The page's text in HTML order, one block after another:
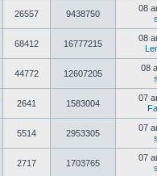
26557 9438750
08
68412 16777215
08
44772 12607205
08
2641 1583004
07
5514 2953305
07
2717 1703765
07